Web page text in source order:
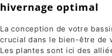
hivernage optimal
La conception de votre
crucial dans le bien-être de
Les plantes sont ici des